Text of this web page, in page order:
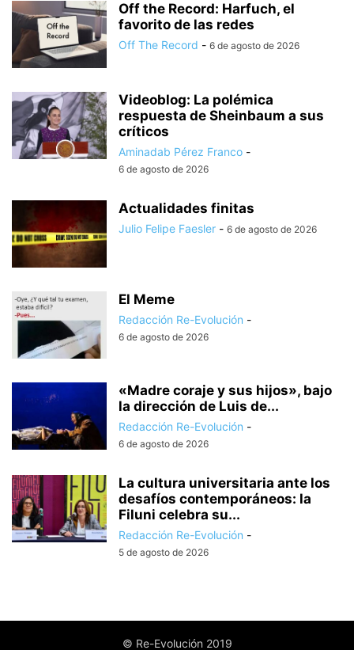
Off the Record: Harfuch, el
favorito de las redes
Off The Record - 6 de agosto de 2026
Videoblog: La polémica
respuesta de Sheinbaum a sus
críticos
Aminadab Pérez Franco -
6 de agosto de 2026
Actualidades finitas
Julio Felipe Faesler - 6 de agosto de 2026
El Meme
Redacción Re-Evolución -
6 de agosto de 2026
«Madre coraje y sus hijos», bajo
la dirección de Luis de...
Redacción Re-Evolución -
6 de agosto de 2026
La cultura universitaria ante los
desafíos contemporáneos: la
Filuni celebra su...
Redacción Re-Evolución -
5 de agosto de 2026
© Re-Evolución 2019